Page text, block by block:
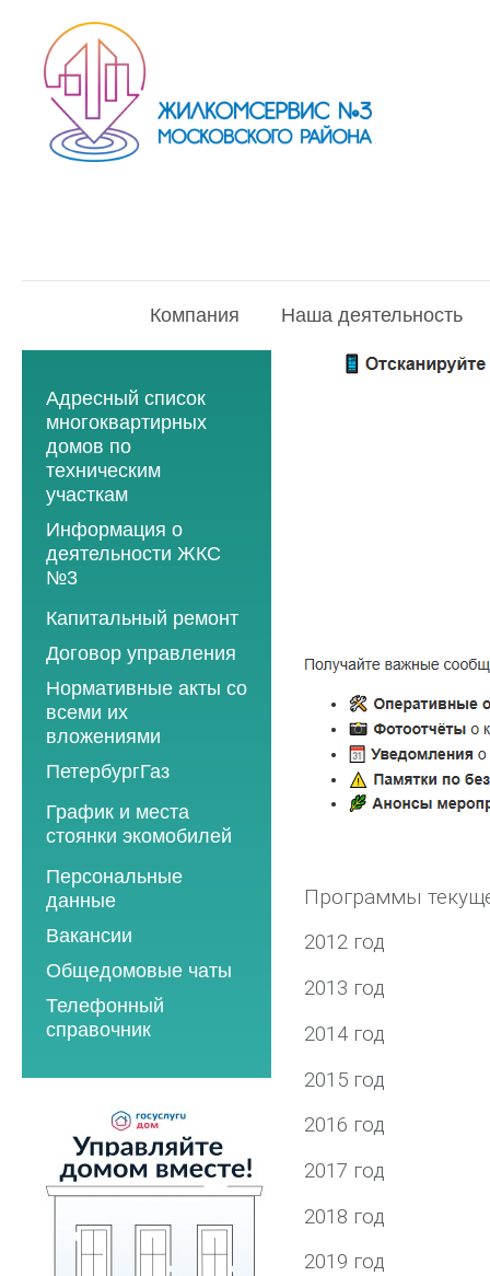
Компания Наша деятельность
Адресный список
многоквартирных
домов по
техническим
участкам
Информация о
деятельности ЖКС
№3
Программы
2013 год
2014 год
2015 год
2016 год
2017 год
2018 год
2021 год
2022 год
2025 год
2026 год
Мероприятия по
энергосбережению
2019 год
Капитальный ремонт
Договор управления
Нормативные акты со
всеми их
вложениями
ПетербургГаз
2018 год
2019 год
2020 год
2021 год
2022 год
2023 год
2024 год
График и места
стоянки экомобилей
2019 год
2020 год
2021 год
2022 год
2023 год
2024 год
2025 год
2026 год
Персональные
данные
Вакансии
Общедомовые чаты
Телефонный
справочник
Программы
2012 год
2013 год
2014 год
2015 год
2016 год
2017 год
2018 год
2019 год